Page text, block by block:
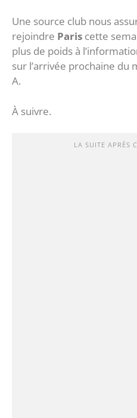
Une source club nous
rejoindre Paris cette
plus de poids à
sur l’arrivée prochaine
A.
À suivre.
LA SUITE APRÈS